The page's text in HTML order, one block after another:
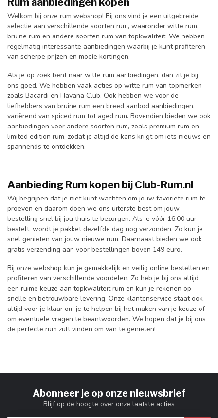
Welkom bij onze rum webshop! Bij ons vind je een uitgebreide
selectie aan verschillende soorten rum, waaronder witte rum,
bruine rum en andere soorten rum van topkwaliteit. We hebben
regelmatig interessante aanbiedingen waarbij je kunt profiteren
van scherpe prijzen en mooie kortingen.
Als je op zoek bent naar witte rum aanbiedingen, dan zit je bij
ons goed. We hebben vaak acties op witte rum van topmerken
zoals Bacardi en Havana Club. Ook hebben we voor de
liefhebbers van bruine rum een breed aanbod aanbiedingen,
variërend van spiced rum tot aged rum. Bovendien bieden we ook
aanbiedingen voor andere soorten rum, zoals premium rum en
limited edition rum, zodat je altijd de kans krijgt om iets nieuws en
spannends te ontdekken.
Aanbieding Rum kopen bij Club-Rum.nl
Wij begrijpen dat je niet kunt wachten om jouw favoriete rum te
proeven en daarom doen we ons uiterste best om jouw
bestelling snel bij jou thuis te bezorgen. Als je vóór 16.00 uur
bestelt, wordt je pakket dezelfde dag nog verzonden. Zo kun je
snel genieten van jouw nieuwe rum. Daarnaast bieden we ook
gratis verzending aan voor bestellingen boven 149 euro.
Bij onze webshop kun je gemakkelijk en veilig online bestellen en
profiteren van verschillende voordelen. Zo heb je bij ons altijd
een ruime keuze aan topkwaliteit rum en kun je rekenen op
snelle en betrouwbare levering. Onze klantenservice staat ook
altijd voor je klaar om je te helpen bij het maken van je keuze of
om eventuele vragen te beantwoorden. We hopen dat je bij ons
de perfecte rum zult vinden om van te genieten!
Abonneer je op onze nieuwsbrief
Blijf op de hoogte over onze laatste acties